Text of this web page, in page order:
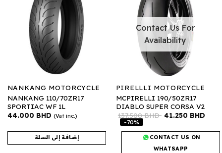
Contact Us For
Availability
PIRELLLI MOTORCYCLE
MCPIRELLI 190/50ZR17
DIABLO SUPER CORSA V2
137.500BHD 41.250 BHD
-70%
CONTACT US ON
WHATSAPP
NANKANG MOTORCYCLE
NANKANG 110/70ZR17
SPORTIAC WF 1L
44.000 BHD (Vat inc.)
إضافة إلى السلة